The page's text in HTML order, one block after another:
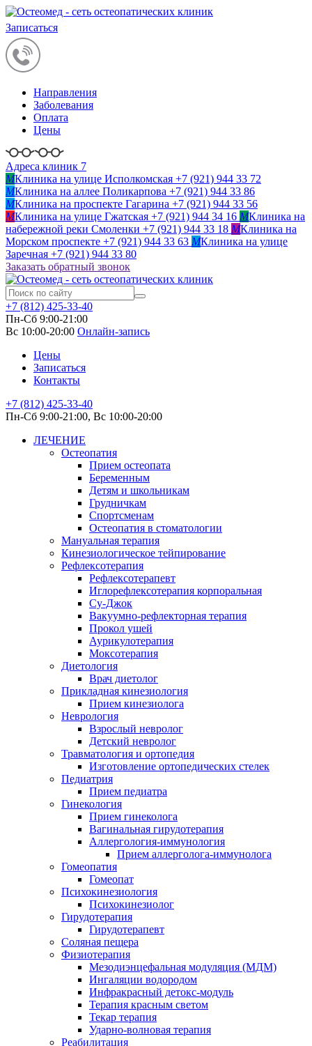
Записаться
Направления
Заболевания
Оплата
Цены
Адреса клиник 7
MКлиника на улице Исполкомская +7 (921) 944 33 72
MКлиника на аллее Поликарпова +7 (921) 944 33 86
MКлиника на проспекте Гагарина +7 (921) 944 33 56
MКлиника на улице Гжатская +7 (921) 944 34 16 MКлиника на
набережной реки Смоленки +7 (921) 944 33 18 MКлиника на
Морском проспекте +7 (921) 944 33 63 MКлиника на улице
Заречная +7 (921) 944 33 80
Заказать обратный звонок
+7 (812) 425-33-40
Пн-Сб 9:00-21:00
Вс 10:00-20:00 Онлайн-запись
Цены
Записаться
Контакты
+7 (812) 425-33-40
Пн-Сб 9:00-21:00, Вс 10:00-20:00
ЛЕЧЕНИЕ
Остеопатия
Прием остеопата
Беременным
Детям и школьникам
Грудничкам
Спортсменам
Остеопатия в стоматологии
Мануальная терапия
Кинезиологическое тейпирование
Рефлексотерапия
Рефлексотерапевт
Иглорефлексотерапия корпоральная
Су-Джок
Вакуумно-рефлекторная терапия
Прокол ушей
Аурикулотерапия
Моксотерапия
Диетология
Врач диетолог
Прикладная кинезиология
Прием кинезиолога
Неврология
Взрослый невролог
Детский невролог
Травматология и ортопедия
Изготовление ортопедических стелек
Педиатрия
Прием педиатра
Гинекология
Прием гинеколога
Вагинальная гирудотерапия
Аллергология-иммунология
Прием аллерголога-иммунолога
Гомеопатия
Гомеопат
Психокинезиология
Психокинезиолог
Гирудотерапия
Гирудотерапевт
Соляная пещера
Физиотерапия
Мезодиэнцефальная модуляция (МДМ)
Ингаляции водородом
Инфракрасный детокс-модуль
Терапия красным светом
Текар терапия
Ударно-волновая терапия
Реабилитация